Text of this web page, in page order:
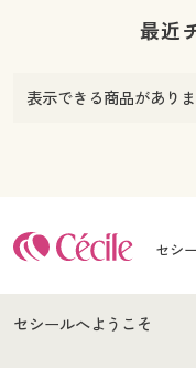
最近
表示できる商品がありま
セシ
セシールへようこそ